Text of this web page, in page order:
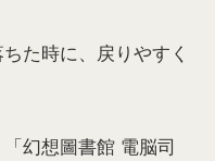
た時に、戻りやすく
「幻想圖書館 電脳司